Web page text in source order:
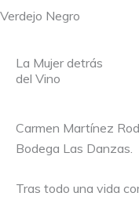
Verdejo Negro
La Mujer detrás
del Vino
Carmen Martínez
Bodega Las Danzas.
Tras todo una vida